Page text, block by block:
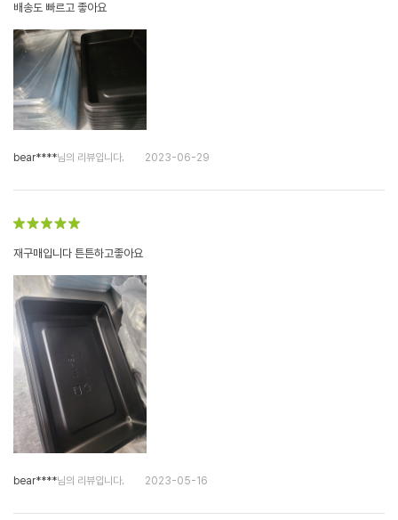
배송도 빠르고 좋아요
bear****님의 리뷰입니다. 2023-06-29
재구매입니다 튼튼하고좋아요
bear****님의 리뷰입니다. 2023-05-16